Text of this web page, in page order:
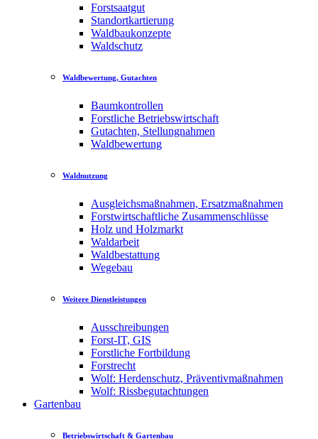
Forstsaatgut
Standortkartierung
Waldbaukonzepte
Waldschutz
Waldbewertung, Gutachten
Baumkontrollen
Forstliche Betriebswirtschaft
Gutachten, Stellungnahmen
Waldbewertung
Waldnutzung
Ausgleichsmaßnahmen, Ersatzmaßnahmen
Forstwirtschaftliche Zusammenschlüsse
Holz und Holzmarkt
Waldarbeit
Waldbestattung
Wegebau
Weitere Dienstleistungen
Ausschreibungen
Forst-IT, GIS
Forstliche Fortbildung
Forstrecht
Wolf: Herdenschutz, Präventivmaßnahmen
Wolf: Rissbegutachtungen
Gartenbau
Betriebswirtschaft & Gartenbau